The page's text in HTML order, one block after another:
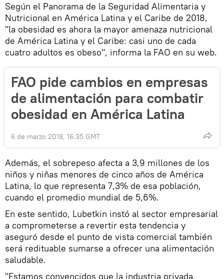
Según el Panorama de la Seguridad Alimentaria y
Nutricional en América Latina y el Caribe de 2018,
"la obesidad es ahora la mayor amenaza nutricional
de América Latina y el Caribe: casi uno de cada
cuatro adultos es obeso", informa la FAO en su web.
FAO pide cambios en empresas
de alimentación para combatir
obesidad en América Latina
6 de marzo 2018, 16:35 GMT
Además, el sobrepeso afecta a 3,9 millones de los
niños y niñas menores de cinco años de América
Latina, lo que representa 7,3% de esa población,
cuando el promedio mundial de 5,6%.
En este sentido, Lubetkin instó al sector empresarial
a comprometerse a revertir esta tendencia y
aseguró desde el punto de vista comercial también
será redituable sumarse a ofrecer una alimentación
saludable.
"Estamos convencidos que la industria privada,